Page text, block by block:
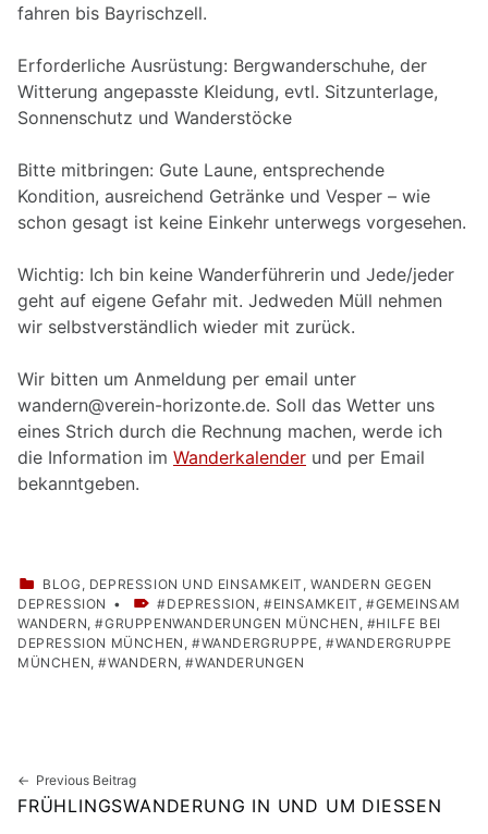
fahren bis Bayrischzell.
Erforderliche Ausrüstung: Bergwanderschuhe, der
Witterung angepasste Kleidung, evtl. Sitzunterlage,
Sonnenschutz und Wanderstöcke
Bitte mitbringen: Gute Laune, entsprechende
Kondition, ausreichend Getränke und Vesper – wie
schon gesagt ist keine Einkehr unterwegs vorgesehen.
Wichtig: Ich bin keine Wanderführerin und Jede/jeder
geht auf eigene Gefahr mit. Jedweden Müll nehmen
wir selbstverständlich wieder mit zurück.
Wir bitten um Anmeldung per email unter
wandern@verein-horizonte.de. Soll das Wetter uns
eines Strich durch die Rechnung machen, werde ich
die Information im Wanderkalender und per Email
bekanntgeben.
CATEGORIZED IN:
BLOG, DEPRESSION UND EINSAMKEIT ,WANDERN GEGEN
DEPRESSION
TAGGED AS:DEPRESSION , EINSAMKEIT , GEMEINSAM
WANDERN, GRUPPENWANDERUNGEN MÜNCHEN ,
HILFE BEI
DEPRESSION MÜNCHEN , WANDERGRUPPE, WANDERGRUPPE
MÜNCHEN, WANDERN, WANDERUNGEN
Skip back to main navigation
Beitragsnavigation
Previous Beitrag
FRÜHLINGSWANDERUNG IN UND UM DIESSEN